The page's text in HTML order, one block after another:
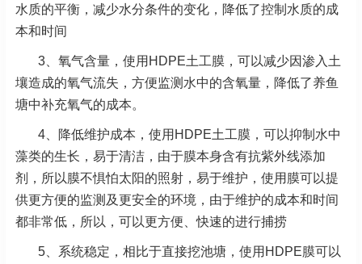
水质的平衡，减少水分条件的变化，降低了控制水质的成
本和时间
3、氧气含量，使用HDPE土工膜，可以减少因渗入土
壤造成的氧气流失，方便监测水中的含氧量，降低了养鱼
塘中补充氧气的成本。
4、降低维护成本，使用HDPE土工膜，可以抑制水中
藻类的生长，易于清洁，由于膜本身含有抗紫外线添加
剂，所以膜不惧怕太阳的照射，易于维护，使用膜可以提
供更方便的监测及更安全的环境，由于维护的成本和时间
都非常低，所以，可以更方便、快速的进行捕捞
5、系统稳定，相比于直接挖池塘，使用HDPE膜可以